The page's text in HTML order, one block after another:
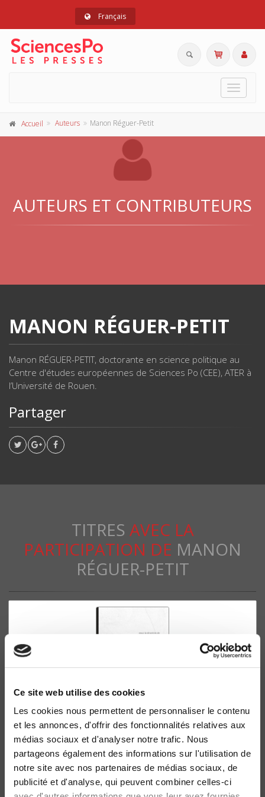
Ce site web utilise des cookies
Les cookies nous permettent de personnaliser le contenu
et les annonces, d'offrir des fonctionnalités relatives aux
médias sociaux et d'analyser notre trafic. Nous
partageons également des informations sur l'utilisation de
notre site avec nos partenaires de médias sociaux, de
publicité et d'analyse, qui peuvent combiner celles-ci
Français
Toggle
Accueil Auteurs Manon Réguer-Petit
AUTEURS ET CONTRIBUTEURS
MANON RÉGUER-PETIT
Manon RÉGUER-PETIT, doctorante en science politique au
Centre d'études européennes de Sciences Po (CEE), ATER à
l’Université de Rouen.
Partager
TITRES AVEC LA
PARTICIPATION DE MANON
RÉGUER-PETIT
Les inaudibles
Sociologie politique des précaires
Céline Braconnier, Nonna Mayer